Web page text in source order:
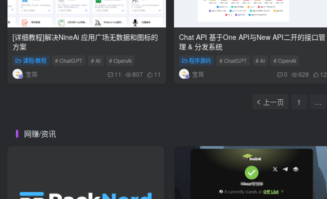
[详细教程]解决NineAi 应用广场无数据和图标的
方案
课程/教程 # ChatGPT # AI # OpenAi
宝哥 11 807 11
Chat API 基于One API与New API二开的接口管
理 & 分发系统
程序源码 # ChatGPT # AI # OpenAi
宝哥 0 628 12
上一页 1 …
网赚/资讯